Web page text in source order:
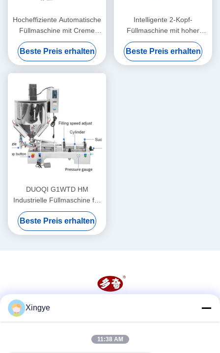
Hocheffiziente Automatische
Füllmaschine mit Creme
Stabiler Betrieb Rostfest
Beste Preis erhalten
Intelligente 2-Kopf-
Füllmaschine mit hoher
Präzision
Beste Preis erhalten
DUOQI G1WTD HM
Industrielle Füllmaschine für
dicke Paste mit Heizdampfer
Beste Preis erhalten
Xingye
11:38 AM